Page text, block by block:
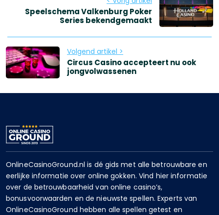
Speelschema Valkenburg Poker
Series bekendgemaakt
Volgend artikel >
Circus Casino accepteert nu ook
jongvolwassenen
OnlineCasinoGround.nl is dé gids met alle betrouwbare en
eerlijke informatie over online gokken. Vind hier informatie
over de betrouwbaarheid van online casino’s,
bonusvoorwaarden en de nieuwste spellen. Experts van
OnlineCasinoGround hebben alle spellen getest en